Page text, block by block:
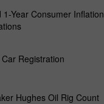
1-Year Consumer Inflation
Registration
Hughes Oil Rig Count